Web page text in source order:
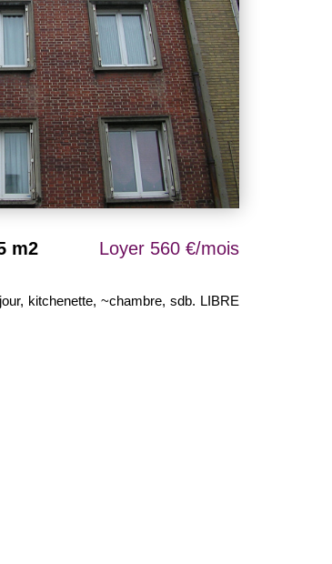
m2 Loyer 560 €/mois
kitchenette, ~chambre, sdb. LIBRE